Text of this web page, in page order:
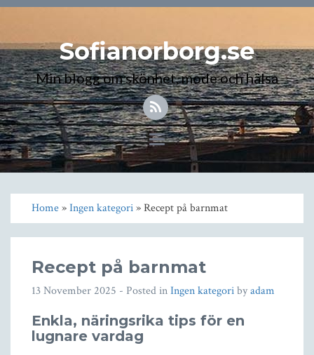
Sofianorborg.se
Min blogg om skönhet, mode och hälsa
Toggle
navigation
Home»Ingen kategori» Recept på barnmat
Recept på barnmat
13 November 2025 - Posted inIngen kategoribyadam
Enkla, näringsrika tips för en
lugnare vardag